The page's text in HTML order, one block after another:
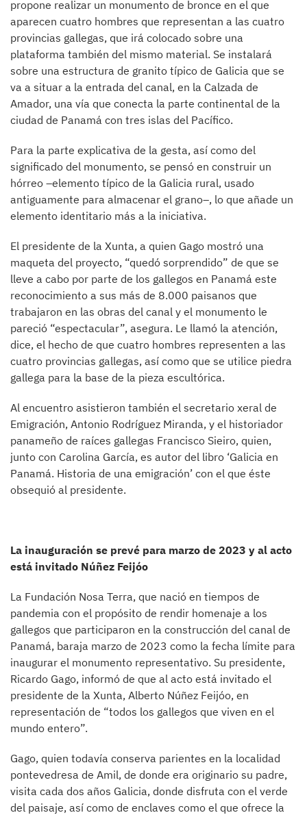
propone realizar un monumento de bronce en el que
aparecen cuatro hombres que representan a las cuatro
provincias gallegas, que irá colocado sobre una
plataforma también del mismo material. Se instalará
sobre una estructura de granito típico de Galicia que se
va a situar a la entrada del canal, en la Calzada de
Amador, una vía que conecta la parte continental de la
ciudad de Panamá con tres islas del Pacífico.
Para la parte explicativa de la gesta, así como del
significado del monumento, se pensó en construir un
hórreo –elemento típico de la Galicia rural, usado
antiguamente para almacenar el grano–, lo que añade un
elemento identitario más a la iniciativa.
El presidente de la Xunta, a quien Gago mostró una
maqueta del proyecto, “quedó sorprendido” de que se
lleve a cabo por parte de los gallegos en Panamá este
reconocimiento a sus más de 8.000 paisanos que
trabajaron en las obras del canal y el monumento le
pareció “espectacular”, asegura. Le llamó la atención,
dice, el hecho de que cuatro hombres representen a las
cuatro provincias gallegas, así como que se utilice piedra
gallega para la base de la pieza escultórica.
Al encuentro asistieron también el secretario xeral de
Emigración, Antonio Rodríguez Miranda, y el historiador
panameño de raíces gallegas Francisco Sieiro, quien,
junto con Carolina García, es autor del libro ‘Galicia en
Panamá. Historia de una emigración’ con el que éste
obsequió al presidente.
La inauguración se prevé para marzo de 2023 y al acto
está invitado Núñez Feijóo
La Fundación Nosa Terra, que nació en tiempos de
pandemia con el propósito de rendir homenaje a los
gallegos que participaron en la construcción del canal de
Panamá, baraja marzo de 2023 como la fecha límite para
inaugurar el monumento representativo. Su presidente,
Ricardo Gago, informó de que al acto está invitado el
presidente de la Xunta, Alberto Núñez Feijóo, en
representación de “todos los gallegos que viven en el
mundo entero”.
Gago, quien todavía conserva parientes en la localidad
pontevedresa de Amil, de donde era originario su padre,
visita cada dos años Galicia, donde disfruta con el verde
del paisaje, así como de enclaves como el que ofrece la